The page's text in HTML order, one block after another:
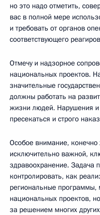
но это надо отметить,
вас в полной мере
и требовать от органов
соответствующего
Отмечу и надзорное
национальных проектов.
значительные
должны работать на
жизни людей. Нарушения
пресекаться и строго
Особое внимание, конечно
исключительно важной,
здравоохранение. Задача
контролировать, как
региональные
национальных проектов,
за решением многих